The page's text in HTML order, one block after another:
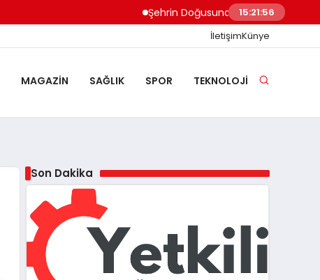
Şehrin Doğusundan Boğaz Kıyılarına
15:21:57
İletişimKünye
MAGAZIN SAĞLIK SPOR TEKNOLOJI
Son Dakika